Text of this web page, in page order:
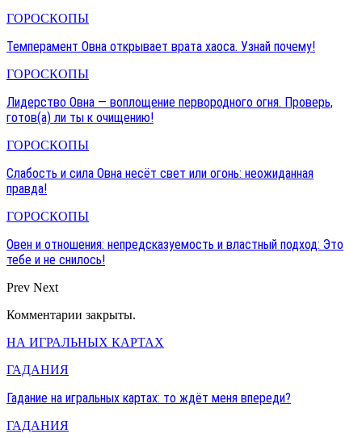
ГОРОСКОПЫ
Темперамент Овна открывает врата хаоса. Узнай почему!
ГОРОСКОПЫ
Лидерство Овна — воплощение первородного огня. Проверь,
готов(а) ли ты к очищению!
ГОРОСКОПЫ
Слабость и сила Овна несёт свет или огонь: неожиданная
правда!
ГОРОСКОПЫ
Овен и отношения: непредсказуемость и властный подход: Это
тебе и не снилось!
Prev Next
Комментарии закрыты.
НА ИГРАЛЬНЫХ КАРТАХ
ГАДАНИЯ
Гадание на игральных картах: то ждёт меня впереди?
ГАДАНИЯ